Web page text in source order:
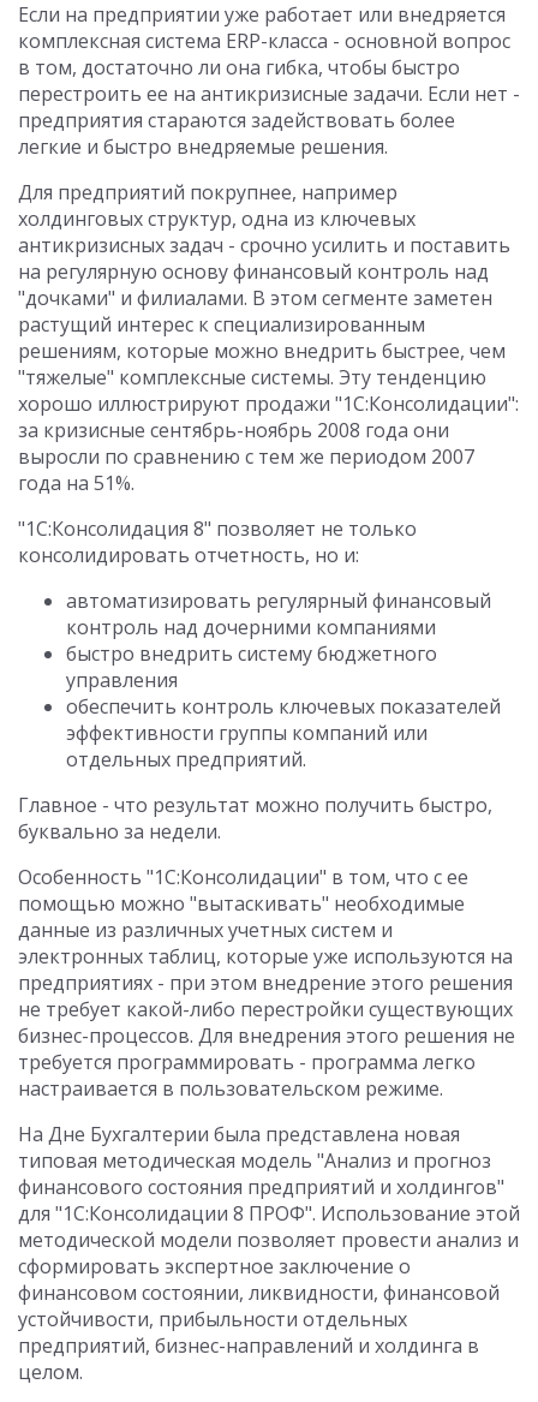
Если на предприятии уже работает или внедряется
комплексная система ERP-класса - основной вопрос
в том, достаточно ли она гибка, чтобы быстро
перестроить ее на антикризисные задачи. Если нет -
предприятия стараются задействовать более
легкие и быстро внедряемые решения.
Для предприятий покрупнее, например
холдинговых структур, одна из ключевых
антикризисных задач - срочно усилить и поставить
на регулярную основу финансовый контроль над
"дочками" и филиалами. В этом сегменте заметен
растущий интерес к специализированным
решениям, которые можно внедрить быстрее, чем
"тяжелые" комплексные системы. Эту тенденцию
хорошо иллюстрируют продажи "1С:Консолидации":
за кризисные сентябрь-ноябрь 2008 года они
выросли по сравнению с тем же периодом 2007
года на 51%.
"1С:Консолидация 8" позволяет не только
консолидировать отчетность, но и:
автоматизировать регулярный финансовый
контроль над дочерними компаниями
быстро внедрить систему бюджетного
управления
обеспечить контроль ключевых показателей
эффективности группы компаний или
отдельных предприятий.
Главное - что результат можно получить быстро,
буквально за недели.
Особенность "1С:Консолидации" в том, что с ее
помощью можно "вытаскивать" необходимые
данные из различных учетных систем и
электронных таблиц, которые уже используются на
предприятиях - при этом внедрение этого решения
не требует какой-либо перестройки существующих
бизнес-процессов. Для внедрения этого решения не
требуется программировать - программа легко
настраивается в пользовательском режиме.
На Дне Бухгалтерии была представлена новая
типовая методическая модель "Анализ и прогноз
финансового состояния предприятий и холдингов"
для "1С:Консолидации 8 ПРОФ". Использование этой
методической модели позволяет провести анализ и
сформировать экспертное заключение о
финансовом состоянии, ликвидности, финансовой
устойчивости, прибыльности отдельных
предприятий, бизнес-направлений и холдинга в
целом.